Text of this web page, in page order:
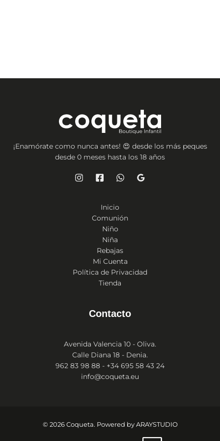
¡Enamórate como nunca antes! 😍 desde los más peques
desde 0 meses hasta los 18 años
Inicio
Comunión
Niño
Niña
Rebajas
Mi Cuenta
Política de Privacidad
Tienda
Contacto
Avenida Valencia 10 - Oliva.
Calle Diana 18 - Denia.
962 83 98 88 - +34 695 58 43 24
info@coqueta.eu
© 2026 Coqueta. Powered byARAYSTUDIO